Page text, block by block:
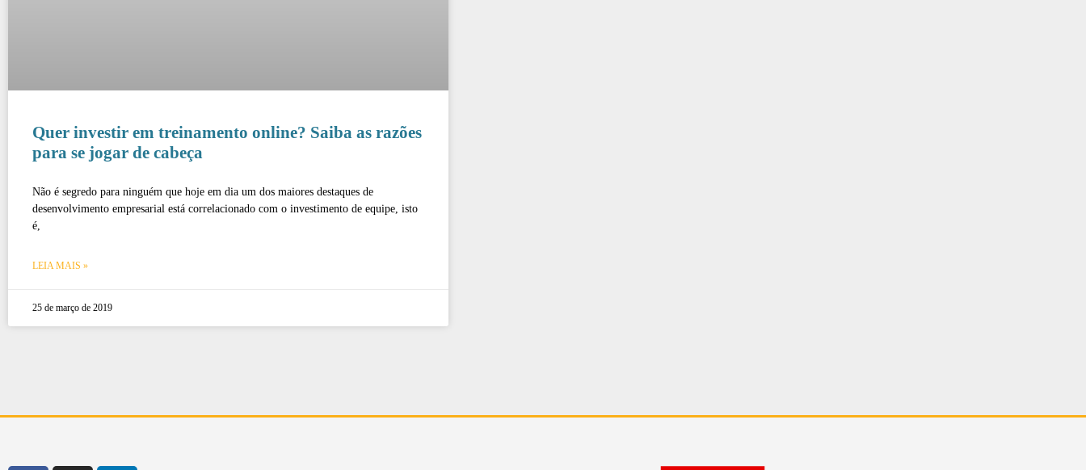
Quer investir em treinamento online? Saiba as razões
para se jogar de cabeça
Não é segredo para ninguém que hoje em dia um dos maiores destaques de
desenvolvimento empresarial está correlacionado com o investimento de equipe, isto
é,
LEIA MAIS »
25 de março de 2019